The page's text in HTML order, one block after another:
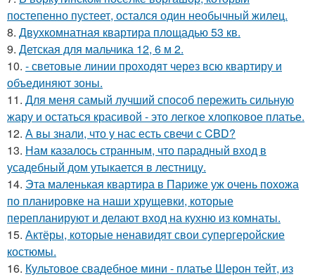
постепенно пустеет, остался один необычный жилец.
8. Двухкомнатная квартира площадью 53 кв.
9. Детская для мальчика 12, 6 м 2.
10. - световые линии проходят через всю квартиру и
объединяют зоны.
11. Для меня самый лучший способ пережить сильную
жару и остаться красивой - это легкое хлопковое платье.
12. А вы знали, что у нас есть свечи с CBD?
13. Нам казалось странным, что парадный вход в
усадебный дом утыкается в лестницу.
14. Эта маленькая квартира в Париже уж очень похожа
по планировке на наши хрущевки, которые
перепланируют и делают вход на кухню из комнаты.
15. Актёры, которые ненавидят свои супергеройские
костюмы.
16. Культовое свадебное мини - платье Шерон тейт, из